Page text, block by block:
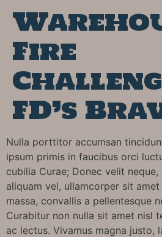
Fire
FD’s
Nulla porttitor accumsan
ipsum primis in faucibus orci
cubilia Curae; Donec velit
aliquam vel, ullamcorper sit
massa, convallis a pellentesque
Curabitur non nulla sit amet nisl
ac lectus. Vivamus magna justo,